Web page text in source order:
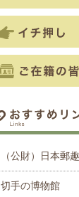
（公財）日本郵
切手の博物館